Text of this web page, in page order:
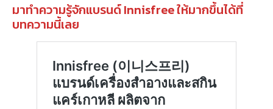
มาทำความรู้จักแบรนด์ Innisfree ให้มากขึ้นได้ที่
บทความนี้เลย